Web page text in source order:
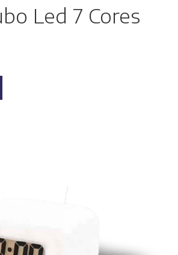
Led 7 Cores